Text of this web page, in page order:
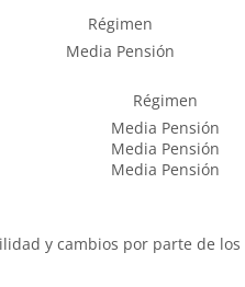
Régimen
Media Pensión
Régimen
Media Pensión
Media Pensión
Media Pensión
y cambios por parte de